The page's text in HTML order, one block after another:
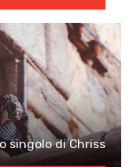
singolo di Chriss